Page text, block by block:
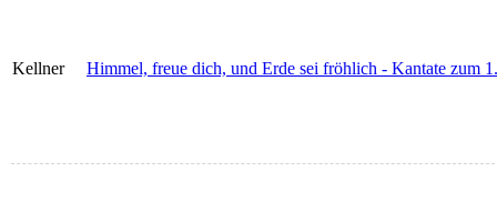
Kellner Himmel, freue dich, und Erde sei fröhlich - Kantate zum